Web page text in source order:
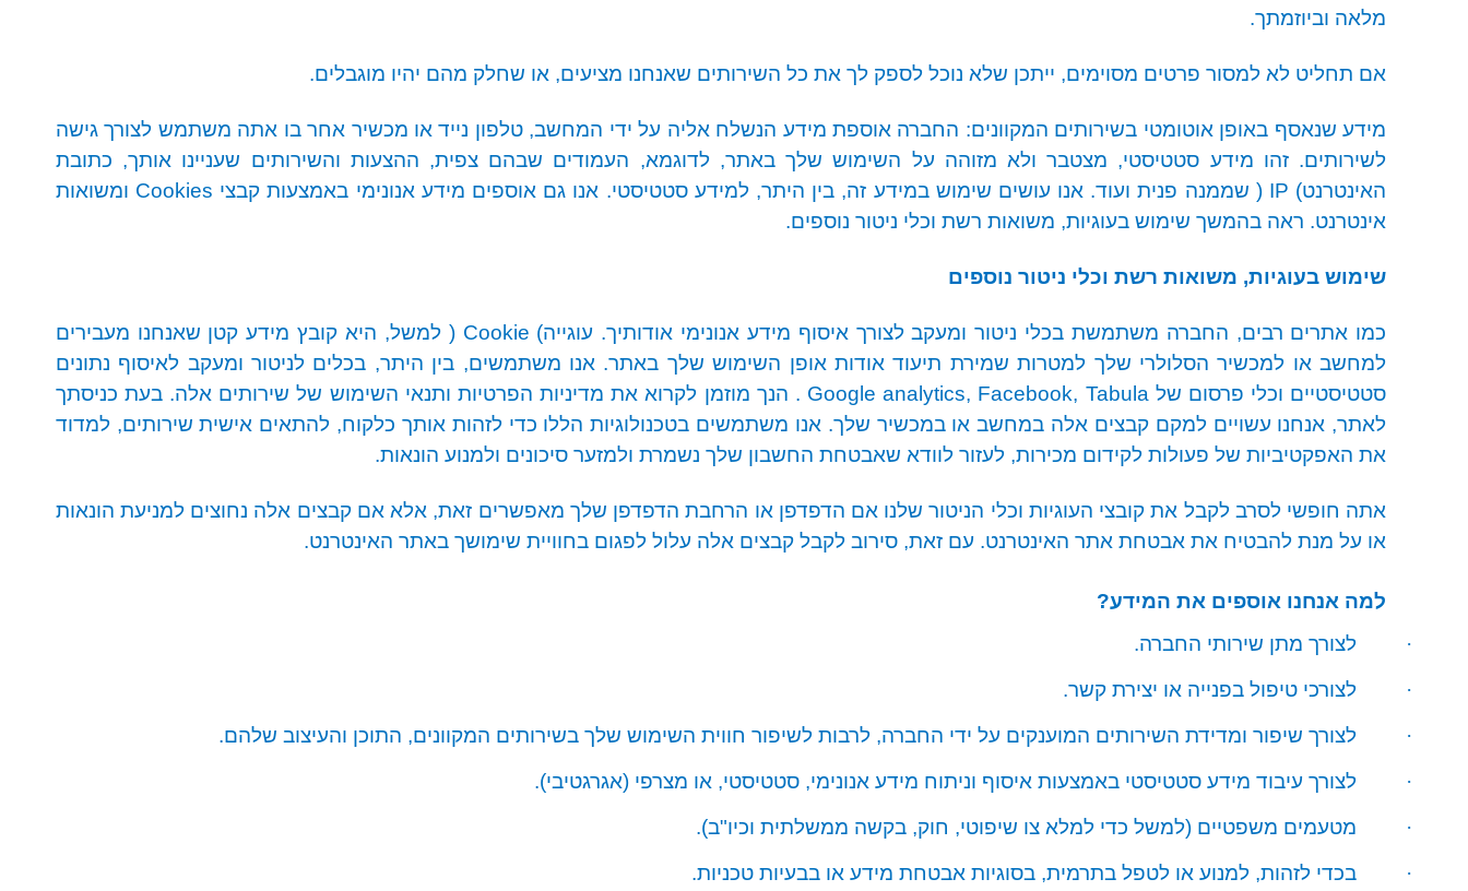
מלאה וביוזמתך.
אם תחליט לא למסור פרטים מסוימים, ייתכן שלא נוכל לספק לך את כל השירותים שאנחנו מציעים, או שחלק מהם יהיו מוגבלים.
מידע שנאסף באופן אוטומטי בשירותים המקוונים: החברה אוספת מידע הנשלח אליה על ידי המחשב, טלפון נייד או מכשיר אחר בו אתה משתמש לצורך גישה
לשירותים. זהו מידע סטטיסטי, מצטבר ולא מזוהה על השימוש שלך באתר, לדוגמא, העמודים שבהם צפית, ההצעות והשירותים שעניינו אותך, כתובת
האינטרנט(
IP
) שממנה פנית ועוד. אנו עושים שימוש במידע זה, בין היתר, למידע סטטיסטי. אנו גם אוספים מידע אנונימי באמצעות קבצי Cookies ומשואות
אינטרנט. ראה בהמשך שימוש בעוגיות, משואות רשת וכלי ניטור נוספים.
שימוש בעוגיות, משואות רשת וכלי ניטור נוספים
כמו אתרים רבים, החברה משתמשת בכלי ניטור ומעקב לצורך איסוף מידע אנונימי אודותיך. עוגייה(
Cookie
) למשל, היא קובץ מידע קטן שאנחנו מעבירים
למחשב או למכשיר הסלולרי שלך למטרות שמירת תיעוד אודות אופן השימוש שלך באתר. אנו משתמשים, בין היתר, בכלים לניטור ומעקב לאיסוף נתונים
סטטיסטיים וכלי פרסום של Google analytics, Facebook, Tabula . הנך מוזמן לקרוא את מדיניות הפרטיות ותנאי השימוש של שירותים אלה. בעת כניסתך
לאתר, אנחנו עשויים למקם קבצים אלה במחשב או במכשיר שלך. אנו משתמשים בטכנולוגיות הללו כדי לזהות אותך כלקוח, להתאים אישית שירותים, למדוד
את האפקטיביות של פעולות לקידום מכירות, לעזור לוודא שאבטחת החשבון שלך נשמרת ולמזער סיכונים ולמנוע הונאות.
אתה חופשי לסרב לקבל את קובצי העוגיות וכלי הניטור שלנו אם הדפדפן או הרחבת הדפדפן שלך מאפשרים זאת, אלא אם קבצים אלה נחוצים למניעת הונאות
או על מנת להבטיח את אבטחת אתר האינטרנט. עם זאת, סירוב לקבל קבצים אלה עלול לפגום בחוויית שימושך באתר האינטרנט.
למה אנחנו אוספים את המידע?
·
לצורך מתן שירותי החברה.
·
לצורכי טיפול בפנייה או יצירת קשר.
·
לצורך שיפור ומדידת השירותים המוענקים על ידי החברה, לרבות לשיפור חווית השימוש שלך בשירותים המקוונים, התוכן והעיצוב שלהם.
·
לצורך עיבוד מידע סטטיסטי באמצעות איסוף וניתוח מידע אנונימי, סטטיסטי, או מצרפי (אגרגטיבי).
·
מטעמים משפטיים (למשל כדי למלא צו שיפוטי, חוק, בקשה ממשלתית וכיו"ב).
·
בכדי לזהות, למנוע או לטפל בתרמית, בסוגיות אבטחת מידע או בבעיות טכניות.